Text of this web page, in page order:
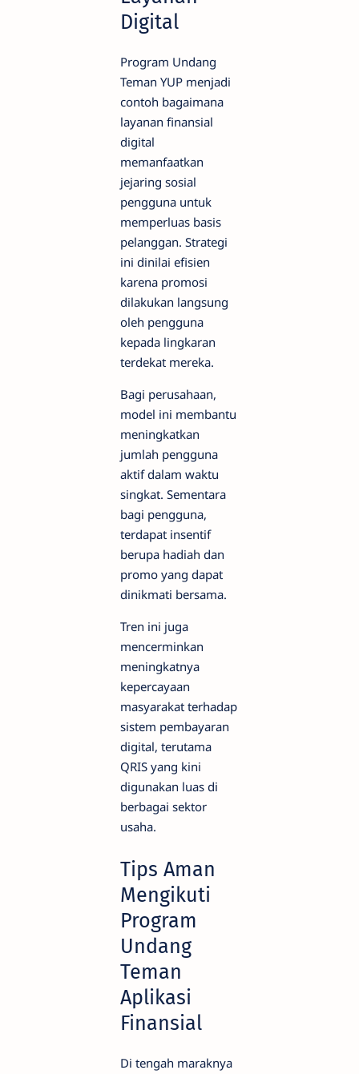
Digital
Program Undang
Teman YUP menjadi
contoh bagaimana
layanan finansial
digital
memanfaatkan
jejaring sosial
pengguna untuk
memperluas basis
pelanggan. Strategi
ini dinilai efisien
karena promosi
dilakukan langsung
oleh pengguna
kepada lingkaran
terdekat mereka.
Bagi perusahaan,
model ini membantu
meningkatkan
jumlah pengguna
aktif dalam waktu
singkat. Sementara
bagi pengguna,
terdapat insentif
berupa hadiah dan
promo yang dapat
dinikmati bersama.
Tren ini juga
mencerminkan
meningkatnya
kepercayaan
masyarakat terhadap
sistem pembayaran
digital, terutama
QRIS yang kini
digunakan luas di
berbagai sektor
usaha.
Tips Aman
Mengikuti
Program
Undang
Teman
Aplikasi
Finansial
Di tengah maraknya